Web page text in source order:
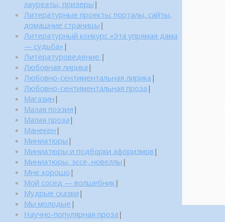
лауреаты, призеры |
Литературные проекты: порталы, сайты,
домашние страницы |
Литературный конкурс «Эта упрямая дама
— судьба» |
Литературоведение. |
Любовная лирика |
Любовно-сентиментальная лирика |
Любовно-сентиментальная проза |
Магазин |
Малая поэзия |
Малая проза |
Манекен |
Миниатюры |
Миниатюры и подборки афоризмов |
Миниатюры, эссе, новеллы |
Мне хорошо |
Мой сосед — волшебник|
Мудрые сказки |
Мы молодые |
Научно-популярная проза |